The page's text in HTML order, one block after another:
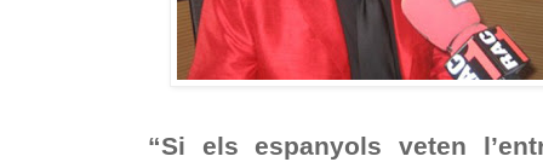
“Si els espanyols veten